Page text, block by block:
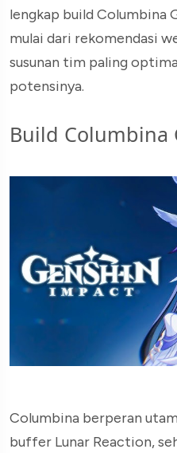
lengkap build Columbina
mulai dari rekomendasi
susunan tim paling
potensinya.
Build Columbina
Columbina berperan
buffer Lunar Reaction,